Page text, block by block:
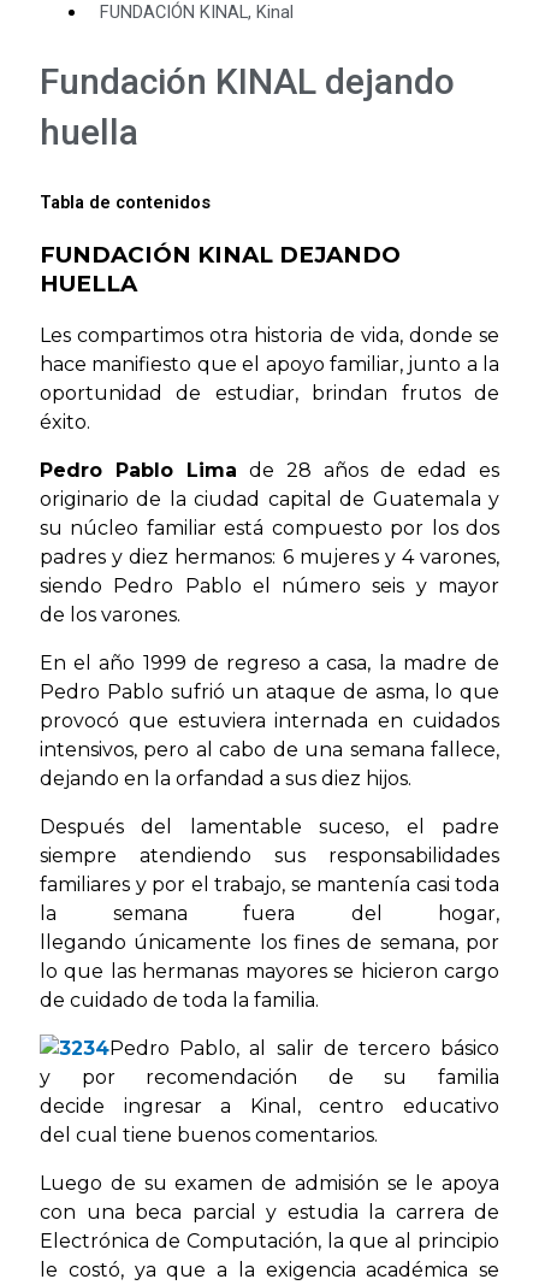
FUNDACIÓN KINAL, Kinal
Fundación KINAL dejando
huella
Tabla de contenidos
FUNDACIÓN KINAL DEJANDO
HUELLA
Les compartimos otra historia de vida, donde se
hace manifiesto que el apoyo familiar, junto a la
oportunidad de estudiar, brindan frutos de
éxito.
Pedro Pablo Lima de 28 años de edad es
originario de la ciudad capital de Guatemala y
su núcleo familiar está compuesto por los dos
padres y diez hermanos: 6 mujeres y 4 varones,
siendo Pedro Pablo el número seis y mayor
de los varones.
En el año 1999 de regreso a casa, la madre de
Pedro Pablo sufrió un ataque de asma, lo que
provocó que estuviera internada en cuidados
intensivos, pero al cabo de una semana fallece,
dejando en la orfandad a sus diez hijos.
Después del lamentable suceso, el padre
siempre atendiendo sus responsabilidades
familiares y por el trabajo, se mantenía casi toda
la semana fuera del hogar,
llegando únicamente los fines de semana, por
lo que las hermanas mayores se hicieron cargo
de cuidado de toda la familia.
Pedro Pablo, al salir de tercero básico
y por recomendación de su familia
decide ingresar a Kinal, centro educativo
del cual tiene buenos comentarios.
Luego de su examen de admisión se le apoya
con una beca parcial y estudia la carrera de
Electrónica de Computación, la que al principio
le costó, ya que a la exigencia académica se